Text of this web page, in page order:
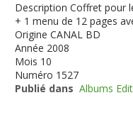
Description Coffret pour
+ 1 menu de 12 pages
Origine CANAL BD
Année 2008
Mois 10
Numéro 1527
Publié dans Albums